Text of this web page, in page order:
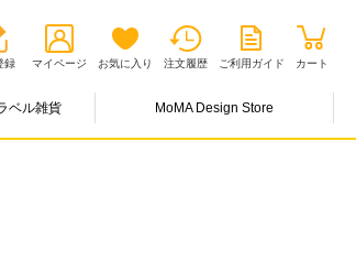
録 マイページ お気に入り 注文履歴 ご利用ガイド カート
ベル雑貨 MoMA Design Store